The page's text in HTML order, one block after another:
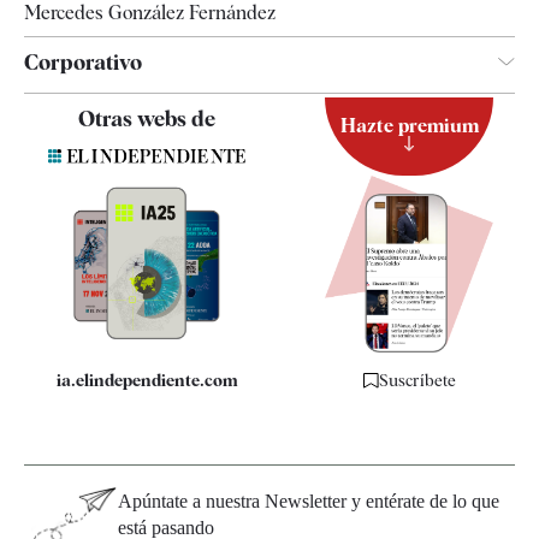
Mercedes González Fernández
Corporativo
Quiénes somos
Especificaciones
Otras webs de
ia.elindependiente.com
Hazte premium
Suscríbete
Apúntate a nuestra Newsletter y entérate de lo que
está pasando